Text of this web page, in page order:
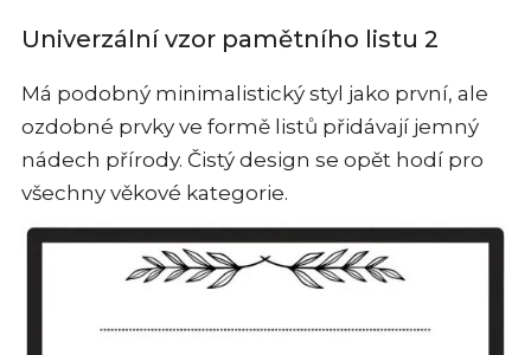
Univerzální vzor pamětního listu 2
Má podobný minimalistický styl jako první, ale
ozdobné prvky ve formě listů přidávají jemný
nádech přírody. Čistý design se opět hodí pro
všechny věkové kategorie.